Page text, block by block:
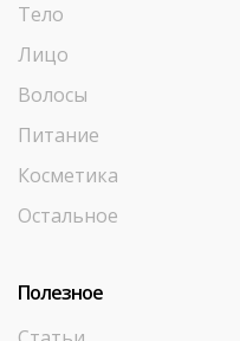
Тело
Лицо
Волосы
Питание
Косметика
Остальное
Полезное